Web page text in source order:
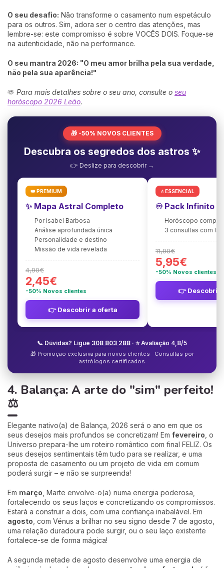
O seu desafio: Não transforme o casamento num espetáculo
para os outros. Sim, adora ser o centro das atenções, mas
lembre-se: este compromisso é sobre VOCÊS DOIS. Foque-se
na autenticidade, não na performance.
O seu mantra 2026: "O meu amor brilha pela sua verdade,
não pela sua aparência!"
🫶 Para mais detalhes sobre o seu ano, consulte o seu
horóscopo 2026 Leão.
🎁 -50% NOVOS CLIENTES
Descubra os segredos dos astros ✨
👉 Deslize para descobrir →
👑 PREMIUM
✨ Mapa Astral Completo
Por Isabel Barbosa
Análise aprofundada única
Personalidade e destino
Missão de vida revelada
4,90€
2,45€
-50% Novos clientes
👉 Descobrir a oferta
⭐ ESSENCIAL
♾️ Pack Infinito
Horóscopo
3 consultas com
11,90€
5,95€
-50% Novos clientes
👉 Descobrir
📞 Dúvidas? Ligue 308 803 288 · ⭐ Avaliação 4,8/5
🎁 Promoção exclusiva para novos clientes · Consultas por
astrólogos certificados
4. Balança: A arte do "sim" perfeito!
⚖️
Elegante nativo(a) de Balança, 2026 será o ano em que os
seus desejos mais profundos se concretizam! Em fevereiro , o
Universo prepara-lhe um roteiro romântico com final FELIZ. Os
seus desejos sentimentais têm tudo para se realizar, e uma
proposta de casamento ou um projeto de vida em comum
poderá surgir – e não se surpreenda!
Em março , Marte envolve-o(a) numa energia poderosa,
fortalecendo os seus laços e concretizando os compromissos.
Estará a construir a dois, com uma confiança inabalável. Em
agosto , com Vénus a brilhar no seu signo desde 7 de agosto,
uma relação duradoura pode surgir, ou o seu laço existente
fortalece-se de forma mágica!
A segunda metade de agosto desenvolve uma energia de